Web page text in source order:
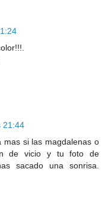
21:44
mas si las magdalenas o
de vicio y tu foto de
sacado una sonrisa.